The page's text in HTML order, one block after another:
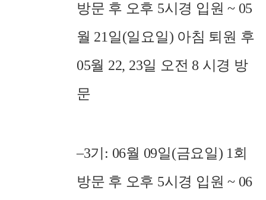
방문 후 오후 5시경 입원~ 05
월 21 일(일요일) 아침 퇴원 후
05월 22, 23일 오전 8 시경 방
문
–3기 : 06월 09일(금요일) 1 회
방문 후 오후 5시경 입원~ 06